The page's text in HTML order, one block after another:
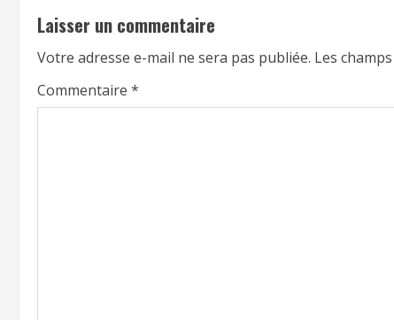
Laisser un commentaire
Votre adresse e-mail ne sera pas publiée. Les
Commentaire *